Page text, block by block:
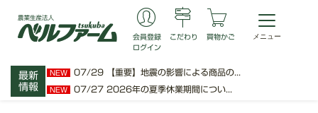
最新
情報
NEW 07/29 【重要】地震の影響による商品の...
NEW 07/27 2026年の夏季休業期間につい...
会員登録
ログイン
こだわり 買物かご